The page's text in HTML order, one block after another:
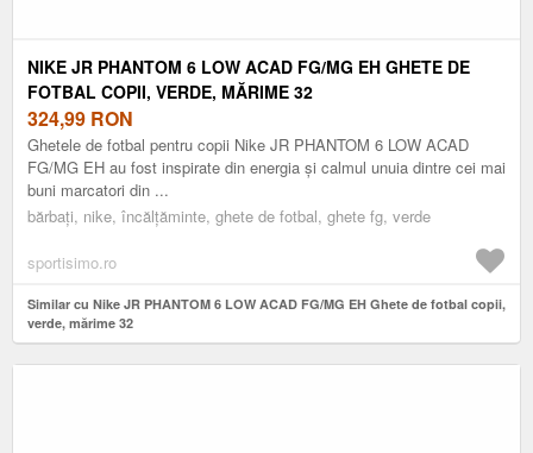
NIKE JR PHANTOM 6 LOW ACAD FG/MG EH GHETE DE
FOTBAL COPII, VERDE, MĂRIME 32
324,99 RON
Ghetele de fotbal pentru copii Nike JR PHANTOM 6 LOW ACAD
FG/MG EH au fost inspirate din energia și calmul unuia dintre cei mai
buni marcatori din ...
bărbați, nike, încălțăminte, ghete de fotbal, ghete fg, verde
sportisimo.ro
Similar cu Nike JR PHANTOM 6 LOW ACAD FG/MG EH Ghete de fotbal copii,
verde, mărime 32